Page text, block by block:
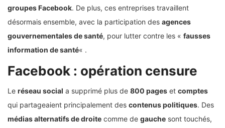
groupes Facebook. De plus, ces entreprises travaillent
désormais ensemble, avec la participation des agences
gouvernementales de santé, pour lutter contre les « fausses
information de santé« .
Facebook : opération censure
Le réseau social a supprimé plus de 800 pages et comptes
qui partageaient principalement des contenus politiques. Des
médias alternatifs de droite comme de gauche sont touchés,